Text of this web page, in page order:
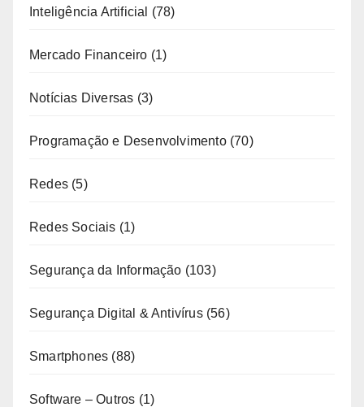
Inteligência Artificial (78)
Mercado Financeiro (1)
Notícias Diversas (3)
Programação e Desenvolvimento(70)
Redes (5)
Redes Sociais (1)
Segurança da Informação (103)
Segurança Digital & Antivírus(56)
Smartphones (88)
Software – Outros (1)